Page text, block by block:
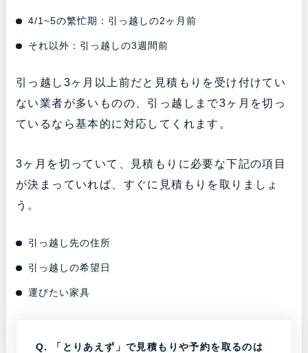
4/1~5の繁忙期：引っ越しの2ヶ月前
それ以外：引っ越しの3週間前
引っ越し3ヶ月以上前だと見積もりを受け付けてい
ない業者が多いものの、引っ越しまで3ヶ月を切っ
ているなら基本的に対応してくれます。
3ヶ月を切っていて、見積もりに必要な下記の項目
が決まっていれば、すぐに見積もりを取りましょ
う。
引っ越し先の住所
引っ越しの希望日
運びたい家具
Q. 「 とりあえず」で見積もりや予約を取るのは